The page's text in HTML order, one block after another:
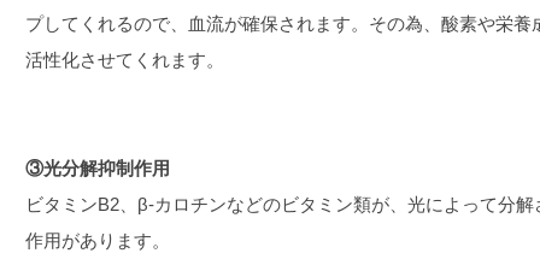
プしてくれるので、血流が確保されます。その為、酸素や栄
活性化させてくれます。
③光分解抑制作用
ビタミンB2、β-カロチンなどのビタミン類が、光によって分
作用があります。